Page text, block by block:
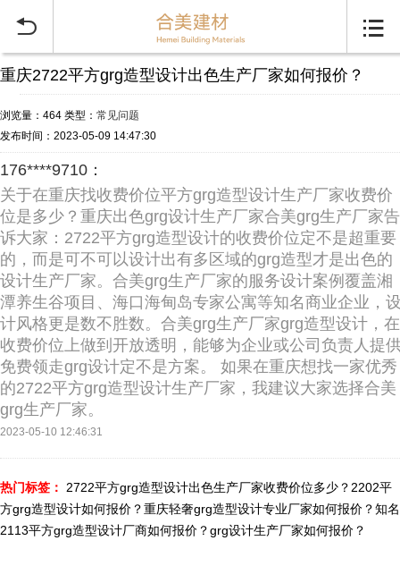
 
重庆2722平方grg造型设计出色生产厂家如何报价？
浏览量：464 类型： 常见问题
发布时间：2023-05-09 14:47:30
176****9710：
关于在重庆找收费价位平方grg造型设计生产厂家收费价
位是多少？重庆出色grg设计生产厂家合美grg生产厂家告
诉大家：2722平方grg造型设计的收费价位定不是超重要
的，而是可不可以设计出有多区域的grg造型才是出色的
设计生产厂家。合美grg生产厂家的服务设计案例覆盖湘
潭养生谷项目、海口海甸岛专家公寓等知名商业企业，
计风格更是数不胜数。合美grg生产厂家grg造型设计，在
收费价位上做到开放透明，能够为企业或公司负责人提
免费领走grg设计定不是方案。 如果在重庆想找一家优秀
的2722平方grg造型设计生产厂家，我建议大家选择合美
grg生产厂家。
2023-05-10 12:46:31
热门标签： 2722平方grg造型设计出色生产厂家收费价位多少？ 2202平
方grg造型设计如何报价？重庆轻奢grg造型设计专业厂家如何报价？知名
2113平方grg造型设计厂商如何报价？grg设计生产厂家如何报价？